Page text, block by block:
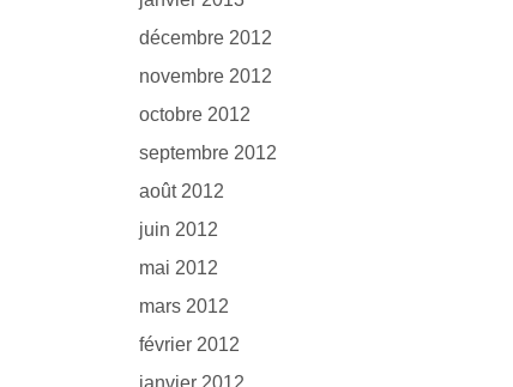
décembre 2012
novembre 2012
octobre 2012
septembre 2012
août 2012
juin 2012
mai 2012
mars 2012
février 2012
janvier 2012